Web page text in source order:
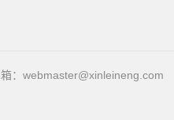
：webmaster@xinleineng.com